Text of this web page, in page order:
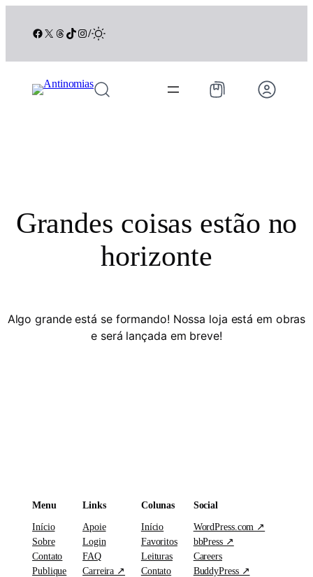
Facebook
X Threads
TikTok
Instagram
/
Grandes coisas estão no
horizonte
Algo grande está se formando! Nossa loja está em obras
e será lançada em breve!
Menu
Início
Sobre
Contato
Publique
Links
Apoie
Login
FAQ
Carreira ↗
Colunas
Início
Favoritos
Leituras
Contato
Social
WordPress.com ↗
bbPress ↗
Careers
BuddyPress ↗